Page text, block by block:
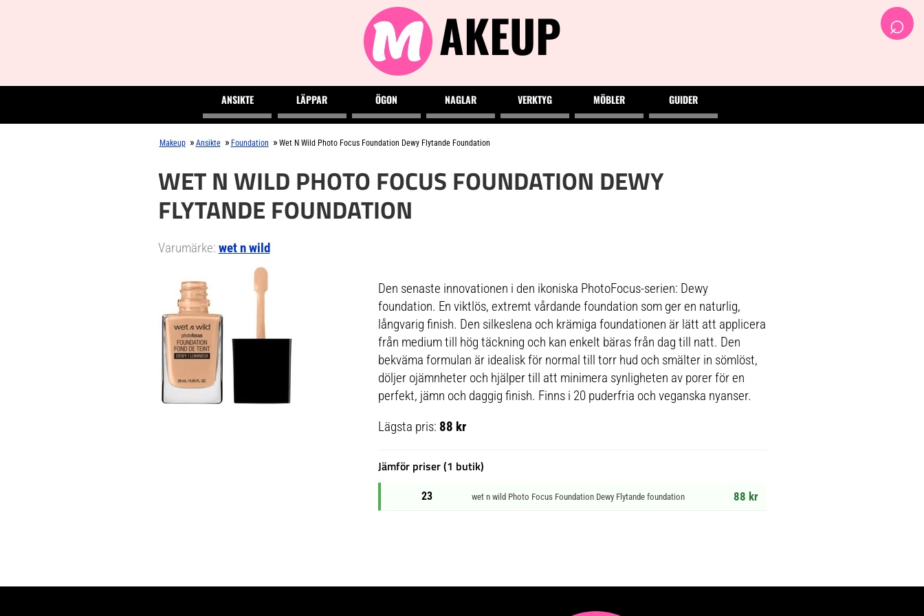
AKEUP ⌕
ANSIKTE LÄPPAR ÖGON NAGLAR VERKTYG MÖBLER GUIDER
Makeup » Ansikte » Foundation » Wet N Wild Photo Focus Foundation Dewy Flytande Foundation
WET N WILD PHOTO FOCUS FOUNDATION DEWY
FLYTANDE FOUNDATION
Varumärke: wet n wild
Den senaste innovationen i den ikoniska PhotoFocus-serien: Dewy
foundation. En viktlös, extremt vårdande foundation som ger en naturlig,
långvarig finish. Den silkeslena och krämiga foundationen är lätt att applicera
från medium till hög täckning och kan enkelt bäras från dag till natt. Den
bekväma formulan är idealisk för normal till torr hud och smälter in sömlöst,
döljer ojämnheter och hjälper till att minimera synligheten av porer för en
perfekt, jämn och daggig finish. Finns i 20 puderfria och veganska nyanser.
Lägsta pris: 88 kr
Jämför priser (1 butik)
23 wet n wild Photo Focus Foundation Dewy Flytande foundation 88 kr